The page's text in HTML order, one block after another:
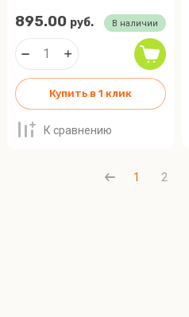
В наличии
895.00 руб.
Купить в 1 клик
К сравнению
1 2